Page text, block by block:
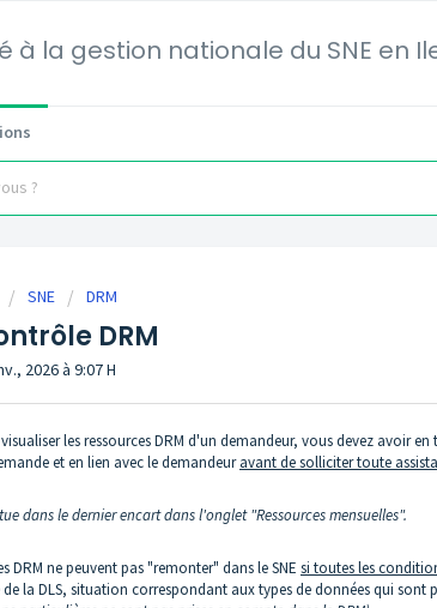
à la gestion nationale du SNE en
SNE DRM
DRM
2026 à 9:07 H
les ressources DRM d'un demandeur, vous devez avoir
et en lien avec le demandeuravant de solliciter toute
dans le dernier encart dans l'onglet "Ressources mensuelles".
DRM ne peuvent pas "remonter" dans le SNE si toutes les
la DLS, situation correspondant aux types de données qui sont